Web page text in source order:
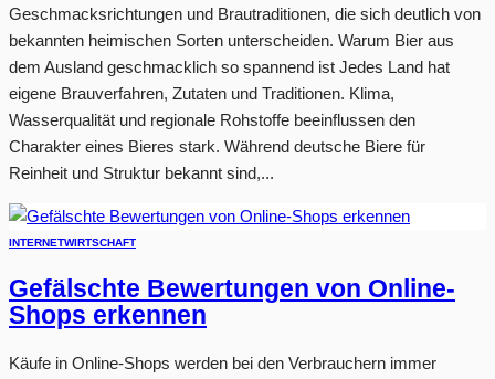
Geschmacksrichtungen und Brautraditionen, die sich deutlich von
bekannten heimischen Sorten unterscheiden. Warum Bier aus
dem Ausland geschmacklich so spannend ist Jedes Land hat
eigene Brauverfahren, Zutaten und Traditionen. Klima,
Wasserqualität und regionale Rohstoffe beeinflussen den
Charakter eines Bieres stark. Während deutsche Biere für
Reinheit und Struktur bekannt sind,...
INTERNETWIRTSCHAFT
Gefälschte Bewertungen von Online-
Shops erkennen
Käufe in Online-Shops werden bei den Verbrauchern immer